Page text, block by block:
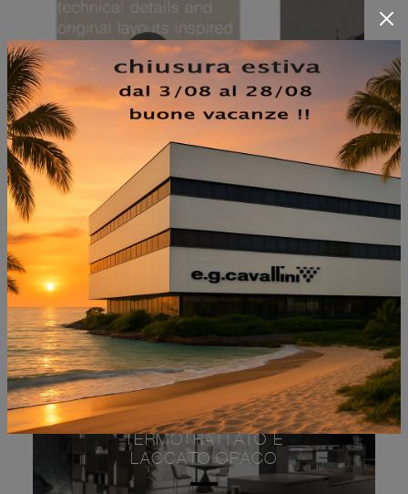
NON PERDERTI ANCHE:
SOUL 01 ROVERE
TERMOTRATTATO E
LACCATO OPACO